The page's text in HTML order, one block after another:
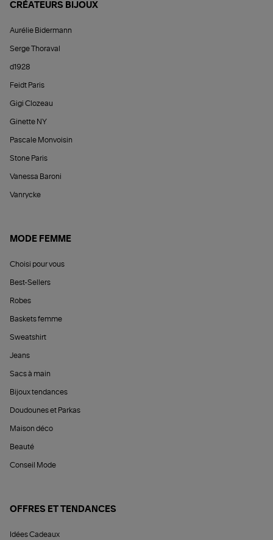
CRÉATEURS BIJOUX
Aurélie Bidermann
Serge Thoraval
d1928
Feidt Paris
Gigi Clozeau
Ginette NY
Pascale Monvoisin
Stone Paris
Vanessa Baroni
Vanrycke
MODE FEMME
Choisi pour vous
Best-Sellers
Robes
Baskets femme
Sweatshirt
Jeans
Sacs à main
Bijoux tendances
Doudounes et Parkas
Maison déco
Beauté
Conseil Mode
OFFRES ET TENDANCES
Idées Cadeaux